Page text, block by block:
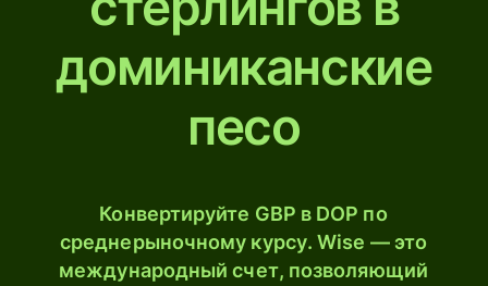
доминиканские
песо
Конвертируйте GBP в DOP по
среднерыночному курсу. Wise — это
международный счет, позволяющий